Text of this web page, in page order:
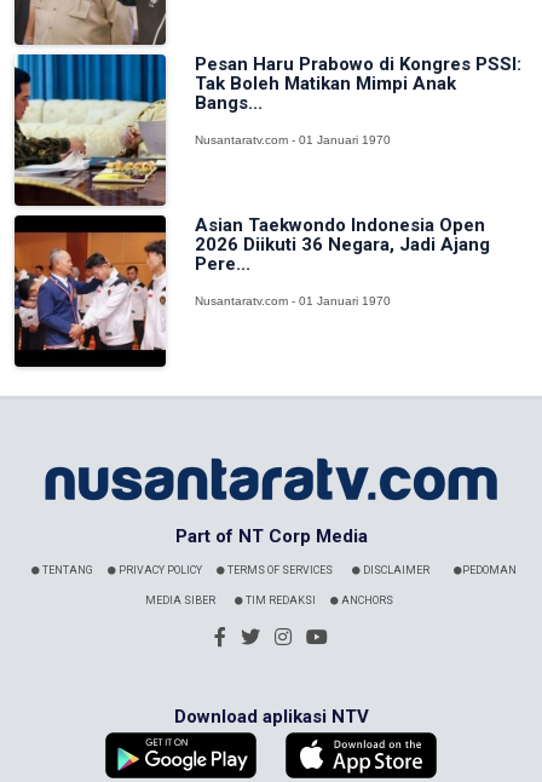
Pesan Haru Prabowo di Kongres PSSI:
Tak Boleh Matikan Mimpi Anak
Bangs...
Nusantaratv.com - 01 Januari 1970
Asian Taekwondo Indonesia Open
2026 Diikuti 36 Negara, Jadi Ajang
Pere...
Nusantaratv.com - 01 Januari 1970
Part of NT Corp Media
TENTANG PRIVACY POLICY TERMS OF SERVICES DISCLAIMER PEDOMAN
MEDIA SIBER TIM REDAKSI ANCHORS
Download aplikasi NTV